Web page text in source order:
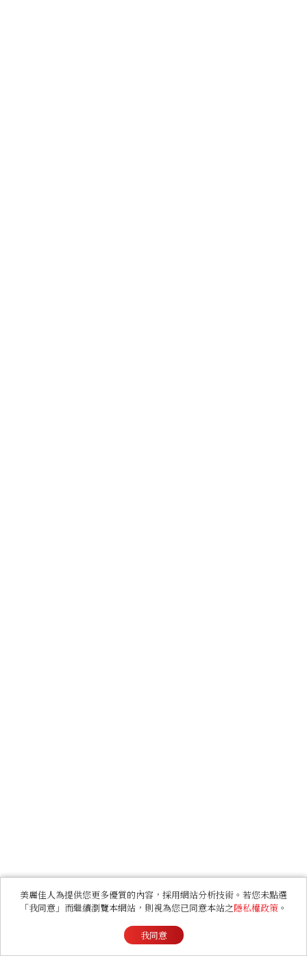
美麗佳人為提供您更多優質的內容，採用網站分析技術。若您未點選
「我同意」而繼續瀏覽本網站，則視為您已同意本站之隱私權政策 。
我同意